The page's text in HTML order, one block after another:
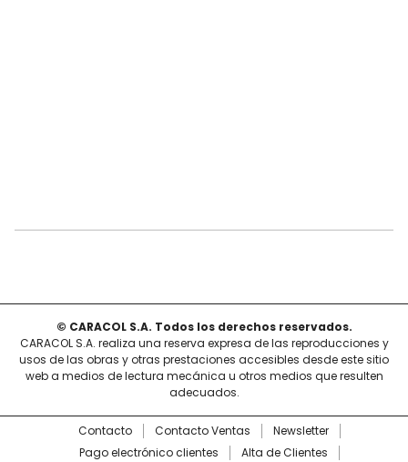
© CARACOL S.A. Todos los derechos reservados.
CARACOL S.A. realiza una reserva expresa de las reproducciones y
usos de las obras y otras prestaciones accesibles desde este sitio
web a medios de lectura mecánica u otros medios que resulten
adecuados.
Contacto Contacto Ventas
Newsletter
Pago electrónico clientes
Alta de Clientes